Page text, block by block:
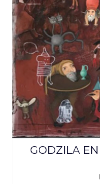
GODZILA